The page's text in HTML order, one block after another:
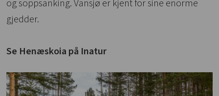
og soppsanking. Vansjø er kjent for sine enorme
gjedder.
Se Henæskoia på Inatur